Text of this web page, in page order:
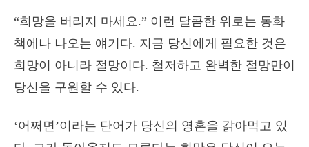
“희망을 버리지 마세요.” 이런 달콤한 위로는 동화
책에나 나오는 얘기다. 지금 당신에게 필요한 것은
희망이 아니라 절망이다. 철저하고 완벽한 절망만이
당신을 구원할 수 있다.
‘어쩌면’이라는 단어가 당신의 영혼을 갉아먹고 있